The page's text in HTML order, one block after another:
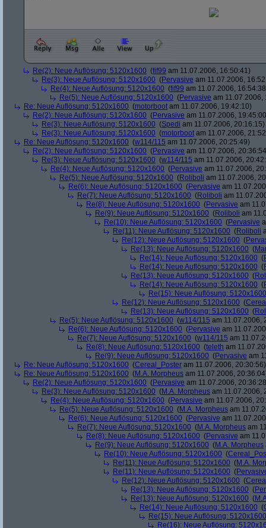
Re(2): Neue Auflösung: 5120x1600 (fif99 am 11.07.2006, 16:50:41)
Re(3): Neue Auflösung: 5120x1600 (Pervasive am 11.07.2006,
Re(4): Neue Auflösung: 5120x1600 (fif99 am 11.07.2006,
Re(5): Neue Auflösung: 5120x1600 (Pervasive am 11.07.2006,
Re: Neue Auflösung: 5120x1600 (motorboot am 11.07.2006, 19:42:10)
Re(2): Neue Auflösung: 5120x1600 (Pervasive am 11.07.2006,
Re(3): Neue Auflösung: 5120x1600 (Spedi am 11.07.2006, 20:16:15)
Re(3): Neue Auflösung: 5120x1600 (motorboot am 11.07.2006,
Re: Neue Auflösung: 5120x1600 (w114/115 am 11.07.2006, 20:25:49)
Re(2): Neue Auflösung: 5120x1600 (Pervasive am 11.07.2006,
Re(3): Neue Auflösung: 5120x1600 (w114/115 am 11.07.2006,
Re(4): Neue Auflösung: 5120x1600 (Pervasive am 11.07.2006,
Re(5): Neue Auflösung: 5120x1600 (Roliboli am 11.07.2006,
Re(6): Neue Auflösung: 5120x1600 (Pervasive am
Re(7): Neue Auflösung: 5120x1600 (Roliboli am
Re(8): Neue Auflösung: 5120x1600 (Pervasive am
Re(9): Neue Auflösung: 5120x1600 (Roliboli am
Re(10): Neue Auflösung: 5120x1600 (Pervasive
Re(11): Neue Auflösung: 5120x1600 (Roliboli
Re(12): Neue Auflösung: 5120x1600 (
Re(13): Neue Auflösung: 5120x1600 (
Re(14): Neue Auflösung: 5120x1600 (
Re(14): Neue Auflösung: 5120x1600 (
Re(13): Neue Auflösung: 5120x1600 (
Re(14): Neue Auflösung: 5120x1600 (
Re(15): Neue Auflösung: 5120x1600
Re(12): Neue Auflösung: 5120x1600 (
Re(13): Neue Auflösung: 5120x1600 (
Re(5): Neue Auflösung: 5120x1600 (w114/115 am 11.07.2006,
Re(6): Neue Auflösung: 5120x1600 (Pervasive am
Re(7): Neue Auflösung: 5120x1600 (w114/115 am
Re(8): Neue Auflösung: 5120x1600 (teleth am
Re(9): Neue Auflösung: 5120x1600 (Pervasive am
Re: Neue Auflösung: 5120x1600 (Cereal_Poster am 11.07.2006, 20:30:56)
Re: Neue Auflösung: 5120x1600 (M.A. Morpheus am 11.07.2006,
Re(2): Neue Auflösung: 5120x1600 (Pervasive am 11.07.2006,
Re(3): Neue Auflösung: 5120x1600 (M.A. Morpheus am 11.07.2006,
Re(4): Neue Auflösung: 5120x1600 (Pervasive am 11.07.2006,
Re(5): Neue Auflösung: 5120x1600 (M.A. Morpheus am
Re(6): Neue Auflösung: 5120x1600 (Pervasive am
Re(7): Neue Auflösung: 5120x1600 (M.A. Morpheus am
Re(8): Neue Auflösung: 5120x1600 (Pervasive am
Re(9): Neue Auflösung: 5120x1600 (M.A. Morpheus
Re(10): Neue Auflösung: 5120x1600 (
Re(11): Neue Auflösung: 5120x1600 (M.A.
Re(11): Neue Auflösung: 5120x1600 (
Re(12): Neue Auflösung: 5120x1600 (
Re(13): Neue Auflösung: 5120x1600 (
Re(13): Neue Auflösung: 5120x1600 (
Re(14): Neue Auflösung: 5120x1600 (
Re(15): Neue Auflösung: 5120x1600
Re(16): Neue Auflösung: